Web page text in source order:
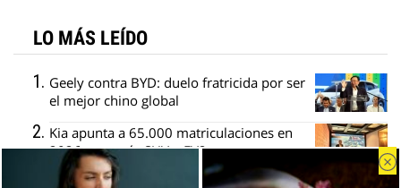
LO MÁS LEÍDO
Geely contra BYD: duelo fratricida por ser
el mejor chino global
Kia apunta a 65.000 matriculaciones en
2026, con más SUV y EV2
Pragmatismo para la automoción: la